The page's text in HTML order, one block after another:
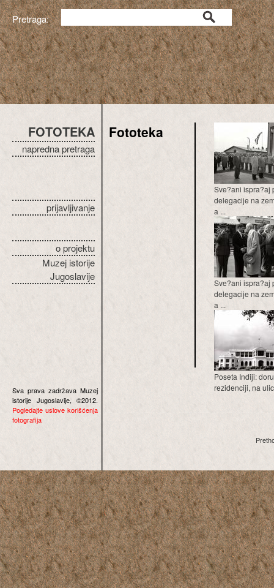
Pretraga:
FOTOTEKA
napredna pretraga
prijavljivanje
o projektu
Muzej istorije
Jugoslavije
Sva prava zadržava Muzej
istorije Jugoslavije, ©2012.
Pogledajte uslove korišćenja
fotografija
Fototeka
Sve?ani ispra?aj
delegacije na
a ...
Sve?ani ispra?aj
delegacije na
a ...
Poseta Indiji:
rezidenciji, na